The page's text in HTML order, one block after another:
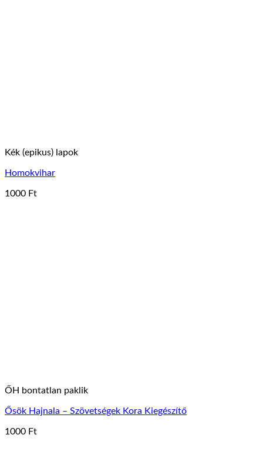
Kék (epikus) lapok
Homokvihar
1000 Ft
ŐH bontatlan paklik
Ősök Hajnala – Szövetségek Kora Kiegészítő
1000 Ft